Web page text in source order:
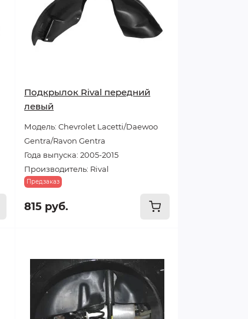
Подкрылок Rival передний
левый
Модель: Chevrolet Lacetti/Daewoo
Gentra/Ravon Gentra
Года выпуска: 2005-2015
Производитель: Rival
Предзаказ
815 руб.